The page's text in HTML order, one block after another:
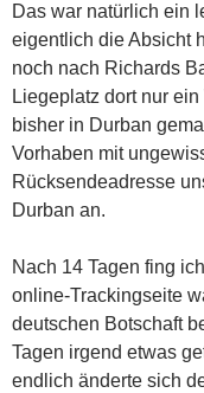
Das war natürlich ein
eigentlich die Absicht
noch nach Richards
Liegeplatz dort nur
bisher in Durban
Vorhaben mit
Rücksendeadresse
Durban an.
Nach 14 Tagen fing
online-Trackingseite
deutschen Botschaft
Tagen irgend etwas
endlich änderte sich